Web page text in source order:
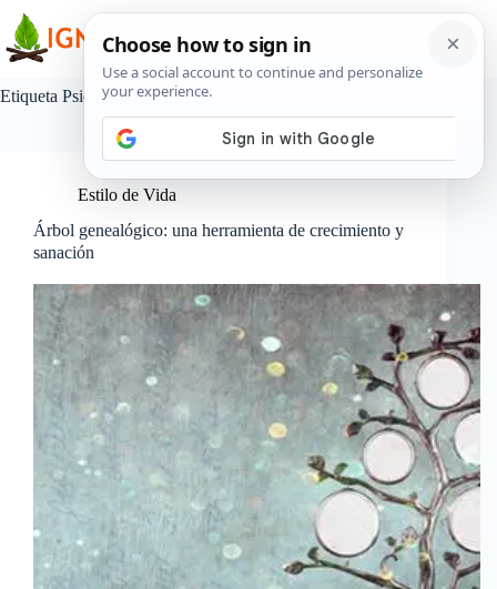
contenido
Etiqueta Psicoanálisis
Estilo de Vida
Árbol genealógico: una herramienta de crecimiento y
sanación